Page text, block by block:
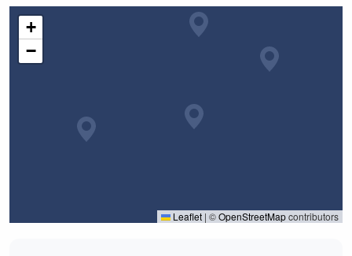
+
−
Leaflet | ©OpenStreetMapcontributors